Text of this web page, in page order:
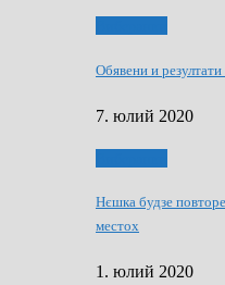
Обявени и
7. юлий 2020
Нєшка будзе
местох
1. юлий 2020